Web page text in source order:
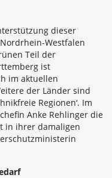
dieser
Westfalen
Teil der
ist
im aktuellen
der Länder sind
Regionen‘. Im
Anke Rehlinger die
in ihrer damaligen